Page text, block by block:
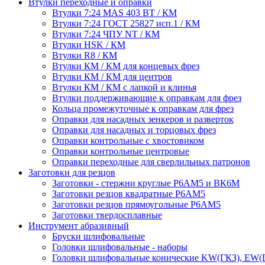
Втулки переходные и оправки
Втулки 7:24 MAS 403 BT / КМ
Втулки 7:24 ГОСТ 25827 исп.1 / КМ
Втулки 7:24 ЧПУ NT / КМ
Втулки HSK / КМ
Втулки R8 / КМ
Втулки КМ / КМ для концевых фрез
Втулки КМ / КМ для центров
Втулки КМ / КМ с лапкой и клинья
Втулки поддерживающие к оправкам для фрез
Кольца промежуточные к оправкам для фрез
Оправки для насадных зенкеров и разверток
Оправки для насадных и торцовых фрез
Оправки контрольные с хвостовиком
Оправки контрольные центровые
Оправки переходные для сверлильных патронов
Заготовки для резцов
Заготовки - стержни круглые Р6АМ5 и ВК6М
Заготовки резцов квадратные Р6АМ5
Заготовки резцов прямоугольные Р6АМ5
Заготовки твердосплавные
Инструмент абразивный
Бруски шлифовальные
Головки шлифовальные - наборы
Головки шлифовальные конические KW(ГКЗ),